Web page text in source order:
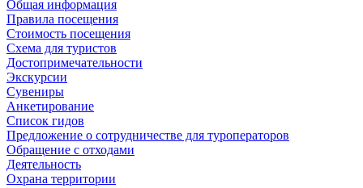
Общая информация
Правила посещения
Стоимость посещения
Схема для туристов
Достопримечательности
Экскурсии
Сувениры
Анкетирование
Список гидов
Предложение о сотрудничестве для туроператоров
Обращение с отходами
Деятельность
Охрана территории